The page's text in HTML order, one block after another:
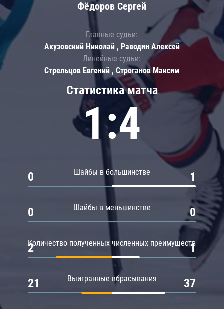
Статистика матча
1:4
Шайбы в большинстве
0 1
Шайбы в меньшинстве
0 0
Количество полученных численных преимуществ
2 1
Выигранные вбрасывания
21 37
Фёдоров Сергей
Главные судьи:
Акузовский Николай , Раводин Алексей
Линейные судьи:
Стрельцов Евгений , Строганов Максим